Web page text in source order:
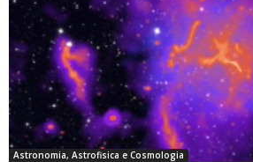
Astronomia, Astrofisica e Cosmologia